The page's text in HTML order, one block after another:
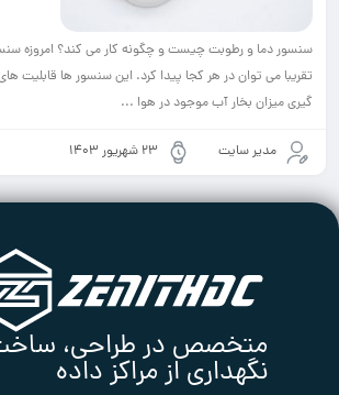
چیست و چگونه کار می کند؟ امروزه سنسور های رطوبت و دما
هر کجا پیدا کرد. این سنسور ها قابلیت های مختلفی مانند اندازه
آب موجود در هوا ...
۲۳ شهریور ۱۴۰۳
در طراحی، ساخت و
از مراکز داده